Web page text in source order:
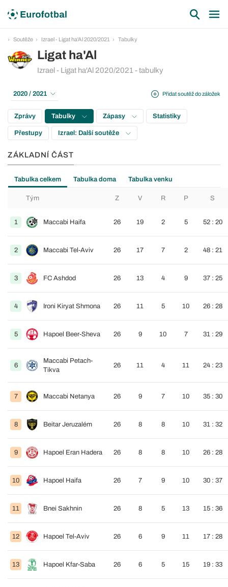
Soutěže Izrael - Ligat ha'Al 2020/2021 Tabulky
Ligat ha'Al
Izrael - Ligat ha'Al 2020/2021 - tabulky
Přidat soutěž do záložek
2020 / 2021
Zprávy Tabulky Zápasy Statistiky
Přestupy Izrael: Další soutěže
ZÁKLADNÍ ČÁST
Tabulka celkem Tabulka doma Tabulka venku
Tým Z V R P S
1 Maccabi Haifa 26 19 2 5 52 : 20
2 Maccabi Tel-Aviv 26 17 7 2 48 : 21
3 FC Ashdod 26 13 4 9 37 : 25
4 Ironi Kiryat Shmona 26 11 5 10 26 : 28
5 Hapoel Beer-Sheva 26 9 10 7 31 : 29
6
Maccabi Petach-
Tikva
26 11 4 11 24 : 23
7 Maccabi Netanya 26 9 7 10 35 : 30
8 Beitar Jeruzalém 26 8 8 10 31 : 32
9 Hapoel Eran Hadera 26 8 8 10 26 : 28
10 Hapoel Haifa 26 7 9 10 30 : 37
11 Bnei Sakhnin 26 8 5 13 15 : 36
12 Hapoel Tel-Aviv 26 6 9 11 17 : 28
13 Hapoel Kfar-Saba 26 6 5 15 19 : 33